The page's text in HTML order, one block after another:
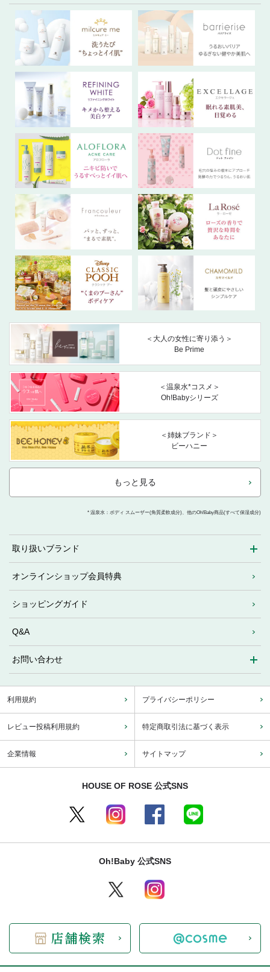
＜大人の女性に寄り添う＞
Be Prime
＜温泉水*コスメ＞
Oh!Babyシリーズ
＜姉妹ブランド＞
ビーハニー
もっと見る
* 温泉水：ボディ スムーザー(角質柔軟成分)、他のOh!Baby商品(すべて保湿成分)
取り扱いブランド
オンラインショップ会員特典
ショッピングガイド
Q&A
お問い合わせ
利用規約 プライバシーポリシー
レビュー投稿利用規約 特定商取引法に基づく表示
企業情報 サイトマップ
HOUSE OF ROSE 公式SNS
Oh!Baby 公式SNS